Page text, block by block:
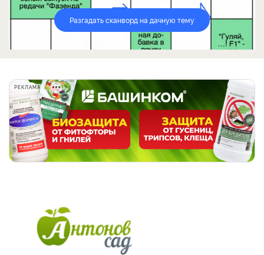
Разгадать сканворд на дачную тему
РЕКЛАМА